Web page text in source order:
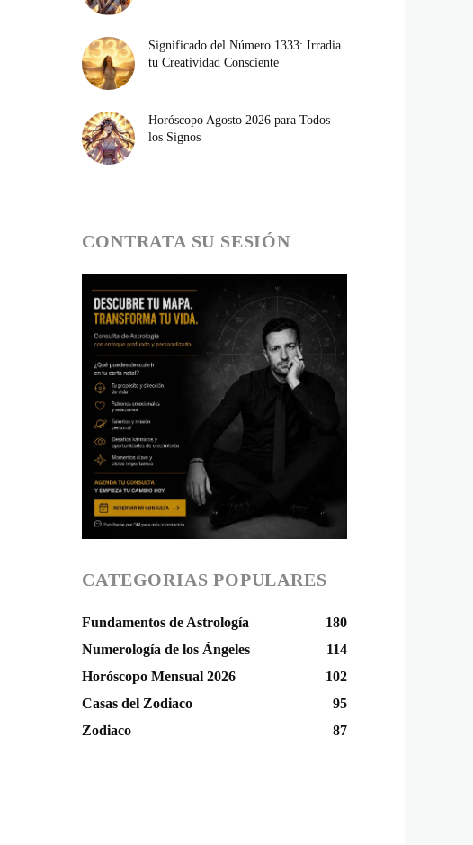
Significado del Número 1333: Irradia
tu Creatividad Consciente
Horóscopo Agosto 2026 para Todos
los Signos
CONTRATA SU SESIÓN
CATEGORIAS POPULARES
Fundamentos de Astrología
180
Numerología de los Ángeles
114
Horóscopo Mensual 2026
102
Casas del Zodiaco
95
Zodiaco
87